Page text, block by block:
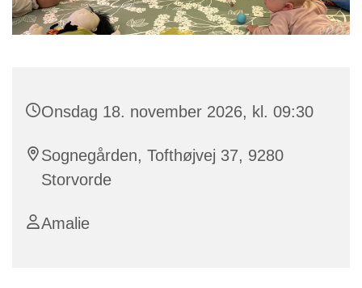
Onsdag 18. november 2026, kl. 09:30
Sognegården, Tofthøjvej 37, 9280
Storvorde
Amalie